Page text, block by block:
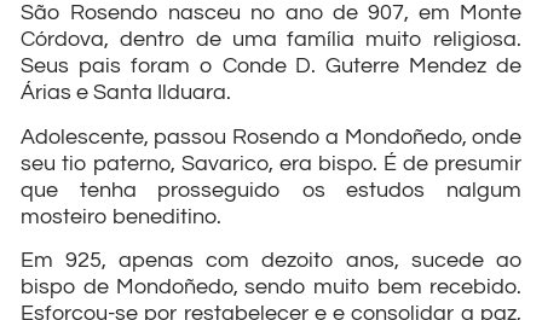
São Rosendo nasceu no ano de 907, em Monte
Córdova, dentro de uma família muito religiosa.
Seus pais foram o Conde D. Guterre Mendez de
Árias e Santa Ilduara.
Adolescente, passou Rosendo a Mondoñedo, onde
seu tio paterno, Savarico, era bispo. É de presumir
que tenha prosseguido os estudos nalgum
mosteiro beneditino.
Em 925, apenas com dezoito anos, sucede ao
bispo de Mondoñedo, sendo muito bem recebido.
Esforçou-se por restabelecer e e consolidar a paz,